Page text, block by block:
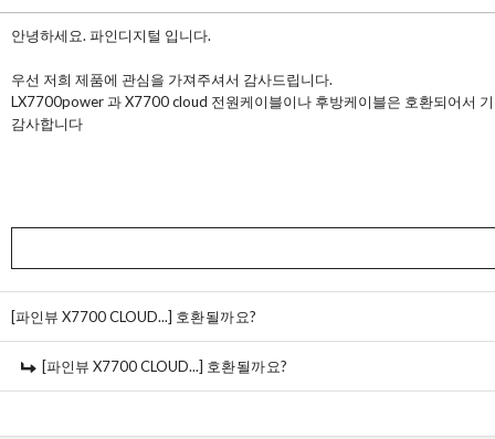
안녕하세요. 파인디지털 입니다.
우선 저희 제품에 관심을 가져주셔서 감사드립니다.
LX7700power 과 X7700 cloud 전원케이블이나 후방케이블은 호환되어서
감사합니다
[파인뷰 X7700 CLOUD...] 호환될까요?
[파인뷰 X7700 CLOUD...] 호환될까요?